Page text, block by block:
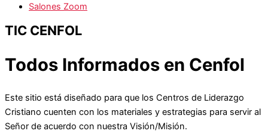
Salones Zoom
TIC CENFOL
Todos Informados en Cenfol
Este sitio está diseñado para que los Centros de Liderazgo
Cristiano cuenten con los materiales y estrategias para servir al
Señor de acuerdo con nuestra Visión/Misión.